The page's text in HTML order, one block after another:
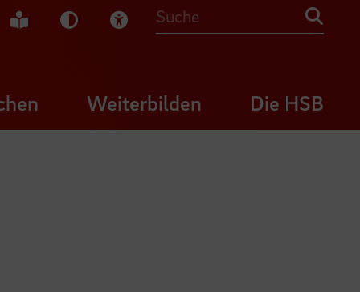
Gebärdensprache
Leichte Sprache
Dunkel-Modus
Visuelle Hilfe
Suche
Weiterbilden Die HSB